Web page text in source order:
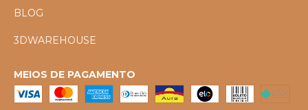
BLOG
3DWAREHOUSE
MEIOS DE PAGAMENTO